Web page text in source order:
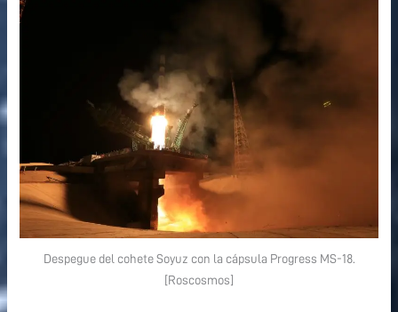
Despegue del cohete Soyuz con la cápsula Progress MS-18.
[Roscosmos]